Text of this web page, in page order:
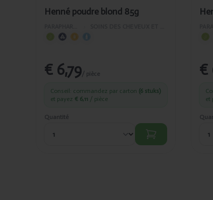
Henné poudre blond 85g
€ 6,79/ pièce
Conseil: commandez par carton (6 stuks)
et payez € 6,11 / pièce
Quantité
€
et